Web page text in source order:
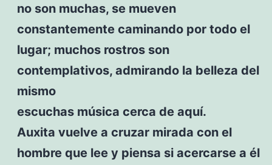
no son muchas, se mueven
constantemente caminando por todo el
lugar; muchos rostros son
contemplativos, admirando la belleza del
mismo
escuchas música cerca de aquí.
Auxita vuelve a cruzar mirada con el
hombre que lee y piensa si acercarse a él